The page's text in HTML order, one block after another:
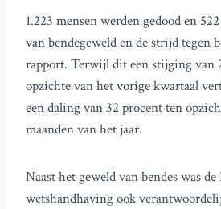
1.223 mensen werden gedood en
van bendegeweld en de strijd tegen
rapport. Terwijl dit een stijging van
opzichte van het vorige kwartaal
een daling van 32 procent ten
maanden van het jaar.
Naast het geweld van bendes was
wetshandhaving ook